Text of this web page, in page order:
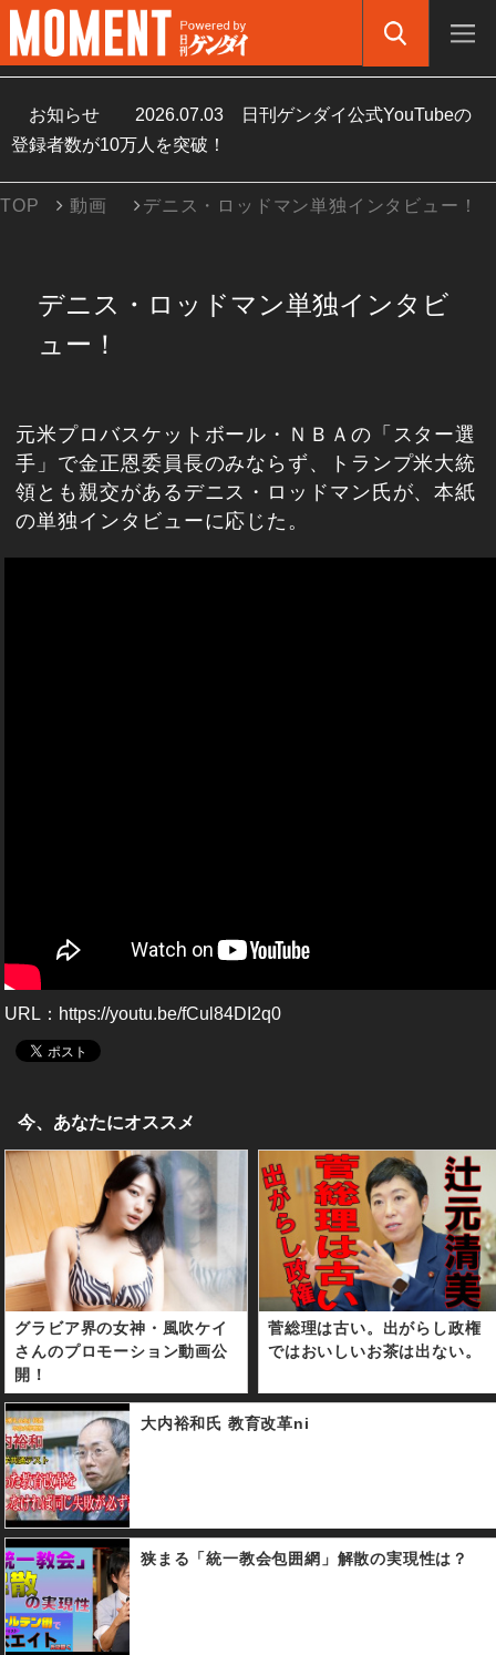
お知らせ 2026.07.03
日刊ゲンダイ公式YouTubeの
登録者数が10万人を突破！
TOP 動画 デニス・ロッドマン単独インタビュー！
デニス・ロッドマン単独インタビ
ュー！
元米プロバスケットボール・ＮＢＡの「スター選
手」で金正恩委員長のみならず、トランプ米大統
領とも親交があるデニス・ロッドマン氏が、本紙
の単独インタビューに応じた。
URL： https://youtu.be/fCul84DI2q0
今、あなたにオススメ
グラビア界の女神・風吹ケイ
さんのプロモーション動画公
開！
菅総理は古い。出がらし政権
ではおいしいお茶は出ない。
大内裕和氏 教育改革ni
狭まる「統一教会包囲網」解散の実現性は？